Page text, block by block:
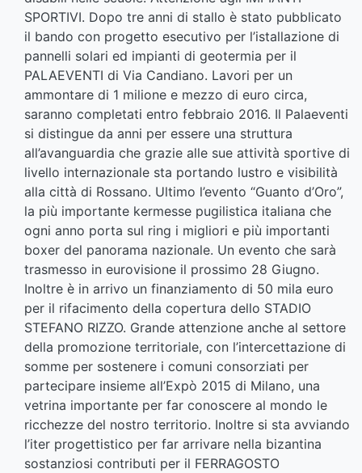
SPORTIVI. Dopo tre anni di stallo è stato pubblicato
il bando con progetto esecutivo per l’istallazione di
pannelli solari ed impianti di geotermia per il
PALAEVENTI di Via Candiano. Lavori per un
ammontare di 1 milione e mezzo di euro circa,
saranno completati entro febbraio 2016. Il Palaeventi
si distingue da anni per essere una struttura
all’avanguardia che grazie alle sue attività sportive di
livello internazionale sta portando lustro e visibilità
alla città di Rossano. Ultimo l’evento “Guanto d’Oro”,
la più importante kermesse pugilistica italiana che
ogni anno porta sul ring i migliori e più importanti
boxer del panorama nazionale. Un evento che sarà
trasmesso in eurovisione il prossimo 28 Giugno.
Inoltre è in arrivo un finanziamento di 50 mila euro
per il rifacimento della copertura dello STADIO
STEFANO RIZZO. Grande attenzione anche al settore
della promozione territoriale, con l’intercettazione di
somme per sostenere i comuni consorziati per
partecipare insieme all’Expò 2015 di Milano, una
vetrina importante per far conoscere al mondo le
ricchezze del nostro territorio. Inoltre si sta avviando
l’iter progettistico per far arrivare nella bizantina
sostanziosi contributi per il FERRAGOSTO